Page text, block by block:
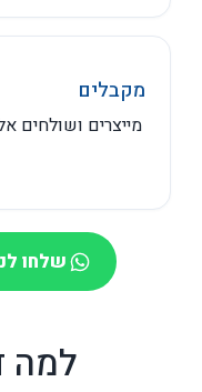
מקבלים
מייצרים ושולחים
שלחו
למה